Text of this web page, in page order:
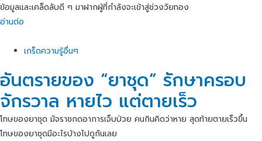
ข้อมูลและเคล็ดลับดี ๆ มาฝากผู้ที่กำลังจะเข้าสู่ช่วงวัยทอง
อ่านต่อ
เกร็ดความรู้อื่นๆ
อันตรายของ “ยาชุด” รักษาครอบ
จักรวาล หายไว แต่ตายเร็ว
โทษของยาชุด มัจราชกดอาการเจ็บป่วย คนกินคิดว่าหาย สุดท้ายตายเร็วขึ้น
โทษของยาชุดมีอะไรบ้างไปดูกันเลย